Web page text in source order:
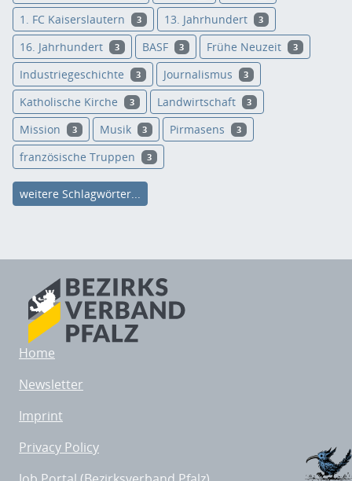
1. FC Kaiserslautern 3 13. Jahrhundert 3
16. Jahrhundert 3 BASF 3 Frühe Neuzeit 3
Industriegeschichte 3 Journalismus 3
Katholische Kirche 3 Landwirtschaft 3
Mission 3 Musik 3 Pirmasens 3
französische Truppen 3
weitere Schlagwörter...
Home
Newsletter
Imprint
Privacy Policy